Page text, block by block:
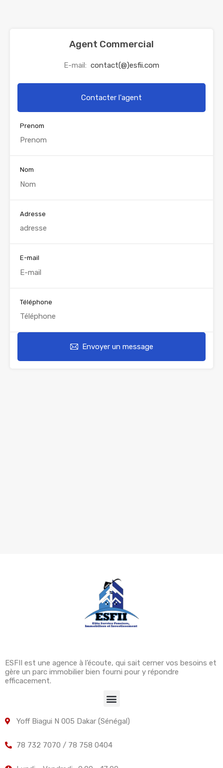
Agent Commercial
E-mail: contact(@)esfii.com
Contacter l'agent
Prenom
Nom
Adresse
E-mail
Téléphone
Envoyer un message
ESFII est une agence à l’écoute, qui sait cerner vos besoins et
gère un parc immobilier bien fourni pour y répondre
efficacement.
Yoff Biagui N 005 Dakar (Sénégal)
78 732 7070 / 78 758 0404